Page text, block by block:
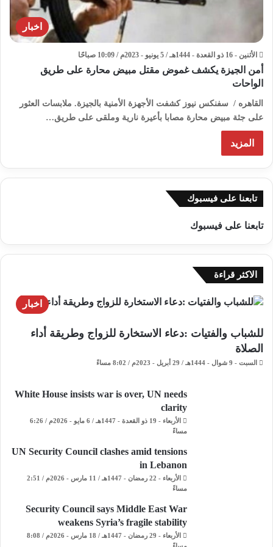
اخبار
الأثنين - 16 ذو القعدة - 1444هـ / 5 يونيو - 2023م / 10:09 صباحًا
أمن الجيزة يكشف غموض مقتل مبيض محارة على طريق
الواحات
القاهره / سفنكس نيوز كشفت الأجهزة الأمنية بالجيزة. ملابسات العثور
على جثة مبيض محارة مصابا بأعيرة نارية وملقى على طريق…
المزيد
تابعنا على فيسبوك
تابعنا على فيسبوك
الاكثر قراءة
اخبار
للشباب والفتيات :دعاء الاستخارة للزواج وطريقة أداء
الصلاة
السبت - 9 شوال - 1444هـ / 29 أبريل - 2023م / 8:02 مساءً
White House insists war is over, UN needs
clarity
الأربعاء - 19 ذو القعدة - 1447هـ / 6 مايو - 2026م / 6:26
مساءً
UN Security Council clashes amid tensions
in Lebanon
الأربعاء - 22 رمضان - 1447هـ / 11 مارس - 2026م / 2:51
مساءً
Security Council says Middle East War
weakens Syria’s fragile stability
الأربعاء - 29 رمضان - 1447هـ / 18 مارس - 2026م / 8:08